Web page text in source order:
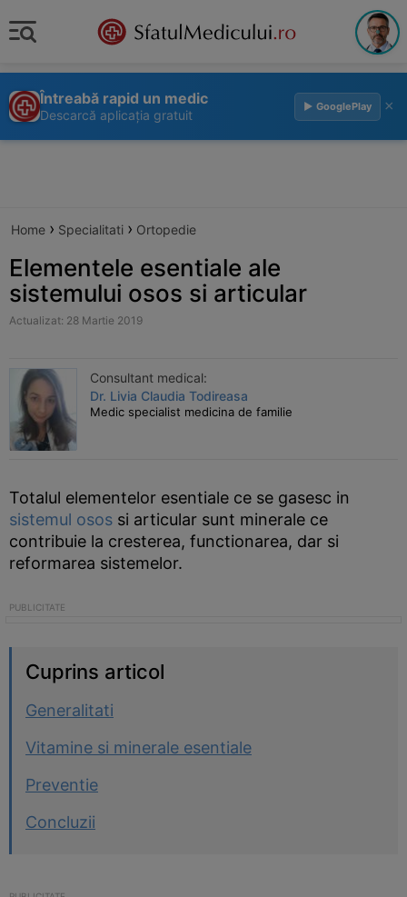
Întreabă rapid un medic
Descarcă aplicația gratuit
▶ GooglePlay ×
Home › Specialitati › Ortopedie
Elementele esentiale ale
sistemului osos si articular
Actualizat: 28 Martie 2019
Consultant medical:
Dr. Livia Claudia Todireasa
Medic specialist medicina de familie
Totalul elementelor esentiale ce se gasesc in
sistemul osos si articular sunt minerale ce
contribuie la cresterea, functionarea, dar si
reformarea sistemelor.
Cuprins articol
Generalitati
Vitamine si minerale esentiale
Preventie
Concluzii